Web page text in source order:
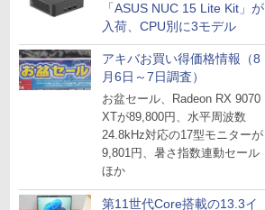
「ASUS NUC 15 Lite Kit」が
入荷、CPU別に3モデル
アキバお買い得価格情報（8
月6日～7日調査）
お盆セール、Radeon RX 9070
XTが89,800円、水平周波数
24.8kHz対応の17型モニターが
9,801円、暑さ指数連動セール
ほか
第11世代Core搭載の13.3イ